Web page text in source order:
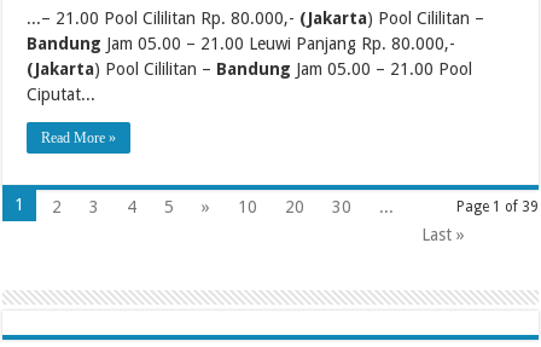
...– 21.00 Pool Cililitan Rp. 80.000,- (Jakarta) Pool Cililitan –
Bandung Jam 05.00 – 21.00 Leuwi Panjang Rp. 80.000,-
(Jakarta) Pool Cililitan – Bandung Jam 05.00 – 21.00 Pool
Ciputat...
Read More »
Page 1 of 39
1 2 3 4 5 » 10 20 30
...
Last »